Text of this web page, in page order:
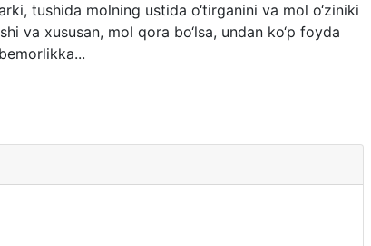
tushida molning ustida o‘tirganini va mol o‘ziniki
va xususan, mol qora bo‘lsa, undan ko‘p foyda